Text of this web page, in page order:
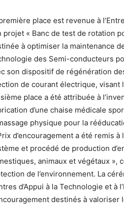
place est revenue à
projet « Banc de test de rotation
à optimiser la maintenance
des Semi-conducteurs
son dispositif de régénération
de courant électrique, visant
place a été attribuée à
d’une chaise médicale
physique pour la
d’encouragement a été remis
et procédé de production
animaux et végétaux »,
de l’environnement. La
d’Appui à la Technologie et à
destinés à